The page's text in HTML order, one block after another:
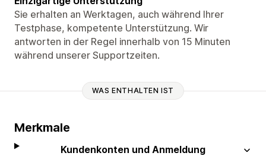
Sie erhalten an Werktagen, auch während Ihrer
Testphase, kompetente Unterstützung. Wir
antworten in der Regel innerhalb von 15 Minuten
während unserer Supportzeiten.
WAS ENTHALTEN IST
Merkmale
Kundenkonten und Anmeldung